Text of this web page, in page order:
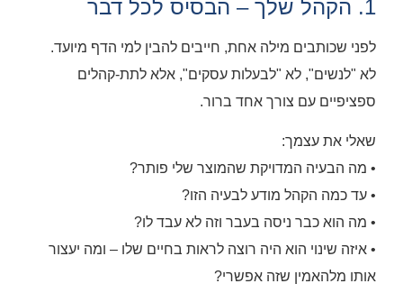
1. הקהל שלך – הבסיס לכל דבר
לפני שכותבים מילה אחת, חייבים להבין למי הדף מיועד.
לא "לנשים", לא "לבעלות עסקים", אלא לתת-קהלים
ספציפיים עם צורך אחד ברור.
שאלי את עצמך:
• מה הבעיה המדויקת שהמוצר שלי פותר?
• עד כמה הקהל מודע לבעיה הזו?
• מה הוא כבר ניסה בעבר וזה לא עבד לו?
• איזה שינוי הוא היה רוצה לראות בחיים שלו – ומה יעצור
אותו מלהאמין שזה אפשרי?